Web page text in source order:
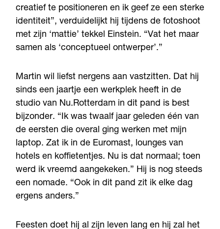
creatief te positioneren en ik geef ze een sterke
identiteit”, verduidelijkt hij tijdens de fotoshoot
met zijn ‘mattie’ tekkel Einstein. “Vat het maar
samen als ‘conceptueel ontwerper’.”
Martin wil liefst nergens aan vastzitten. Dat hij
sinds een jaartje een werkplek heeft in de
studio van Nu.Rotterdam in dit pand is best
bijzonder. “Ik was twaalf jaar geleden één van
de eersten die overal ging werken met mijn
laptop. Zat ik in de Euromast, lounges van
hotels en koffietentjes. Nu is dat normaal; toen
werd ik vreemd aangekeken.” Hij is nog steeds
een nomade. “Ook in dit pand zit ik elke dag
ergens anders.”
Feesten doet hij al zijn leven lang en hij zal het